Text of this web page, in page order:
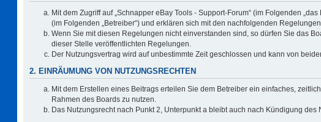
Mit dem Zugriff auf „Schnapper eBay Tools - Support-Forum“ (im Folgenden
(im Folgenden „Betreiber“) und erklären sich mit den nachfolgenden
Wenn Sie mit diesen Regelungen nicht einverstanden sind, so dürfen Sie das
dieser Stelle veröffentlichten Regelungen.
Der Nutzungsvertrag wird auf unbestimmte Zeit geschlossen und kann von
2. EINRÄUMUNG VON NUTZUNGSRECHTEN
Mit dem Erstellen eines Beitrags erteilen Sie dem Betreiber ein einfaches,
Rahmen des Boards zu nutzen.
Das Nutzungsrecht nach Punkt 2, Unterpunkt a bleibt auch nach Kündigung des